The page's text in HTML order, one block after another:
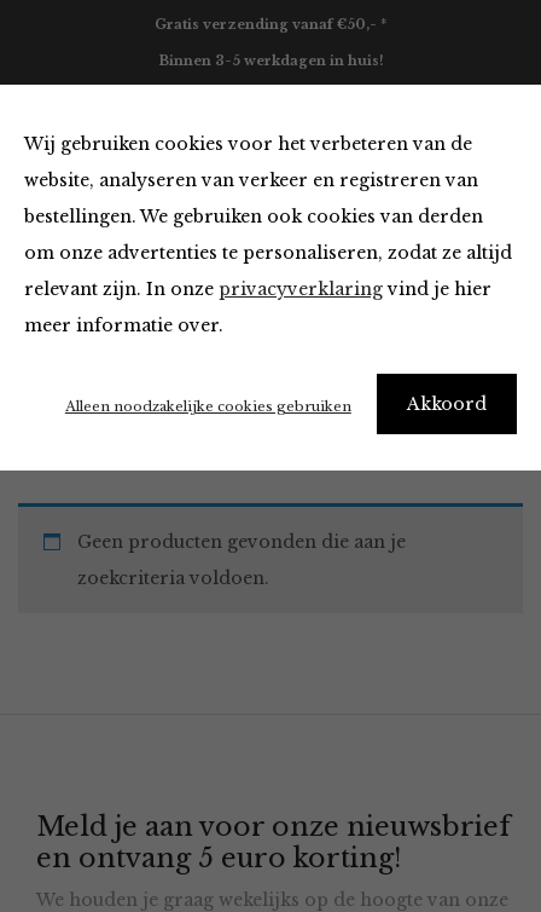
Wij gebruiken cookies voor het verbeteren van de
website, analyseren van verkeer en registreren van
bestellingen. We gebruiken ook cookies van derden
om onze advertenties te personaliseren, zodat ze altijd
relevant zijn. In onze privacyverklaringvind je hier
meer informatie over.
Akkoord
Alleen noodzakelijke cookies gebruiken
Gratis verzending vanaf €50,- *
Binnen 3-5 werkdagen in huis!
Must Haves
Home Winkel Accessoires Must Haves
Geen producten gevonden die aan je
zoekcriteria voldoen.
Meld je aan voor onze nieuwsbrief
en ontvang 5 euro korting!
We houden je graag wekelijks op de hoogte van onze